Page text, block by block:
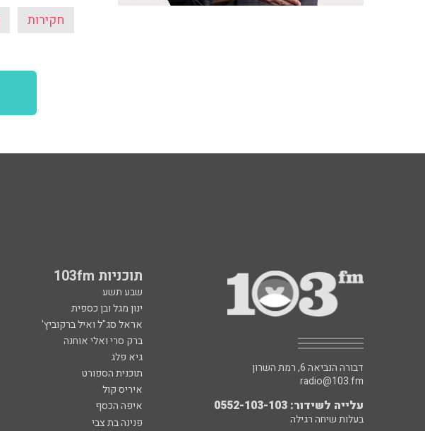
חקירות
תוכניות 103fm
שבע תשע
ינון מגל ובן כספית
אראל סג"ל ואיל ברקוביץ'
ברק סרי ואלי אוחנה
גיא פלג
תוכנית הספורט
איריס קול
איפה הכסף
פנינה בת צבי
דבורה הנביאה 6, רמת השרון
radio@103.fm
עלייה לשידור: 0552-103-103
בעלות שיחה רגילה